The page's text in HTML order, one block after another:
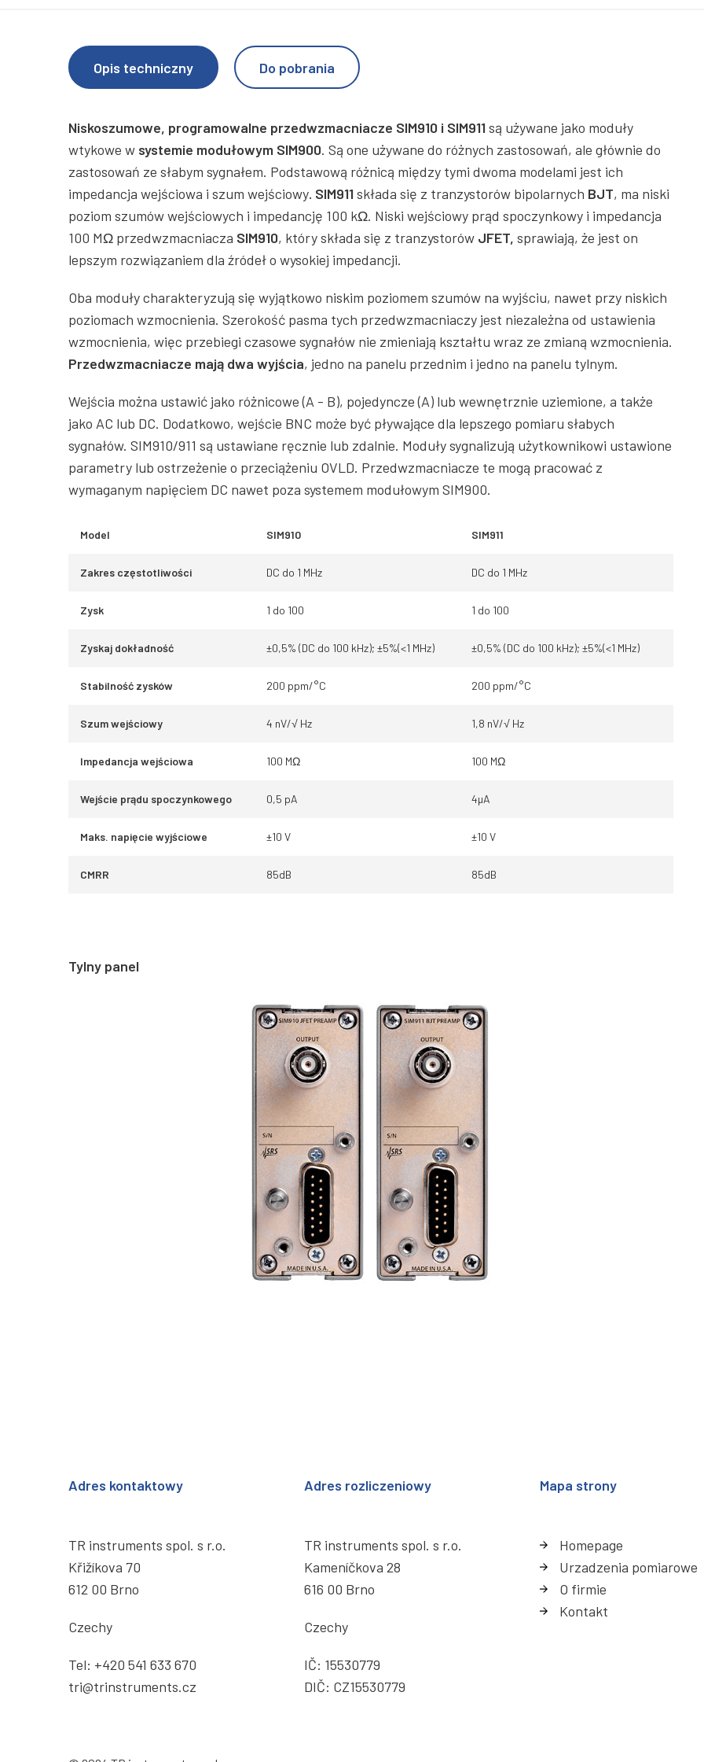
Opis techniczny Do pobrania
Niskoszumowe, programowalne przedwzmacniacze SIM910 i SIM911 są używane jako moduły
wtykowe w systemie modułowym SIM900. Są one używane do różnych zastosowań, ale głównie do
zastosowań ze słabym sygnałem. Podstawową różnicą między tymi dwoma modelami jest ich
impedancja wejściowa i szum wejściowy. SIM911 składa się z tranzystorów bipolarnych BJT, ma niski
poziom szumów wejściowych i impedancję 100 kΩ. Niski wejściowy prąd spoczynkowy i impedancja
100 MΩ przedwzmacniacza SIM910, który składa się z tranzystorów JFET, sprawiają, że jest on
lepszym rozwiązaniem dla źródeł o wysokiej impedancji.
Oba moduły charakteryzują się wyjątkowo niskim poziomem szumów na wyjściu, nawet przy niskich
poziomach wzmocnienia. Szerokość pasma tych przedwzmacniaczy jest niezależna od ustawienia
wzmocnienia, więc przebiegi czasowe sygnałów nie zmieniają kształtu wraz ze zmianą wzmocnienia.
Przedwzmacniacze mają dwa wyjścia, jedno na panelu przednim i jedno na panelu tylnym.
Wejścia można ustawić jako różnicowe (A - B), pojedyncze (A) lub wewnętrznie uziemione, a także
jako AC lub DC. Dodatkowo, wejście BNC może być pływające dla lepszego pomiaru słabych
sygnałów. SIM910/911 są ustawiane ręcznie lub zdalnie. Moduły sygnalizują użytkownikowi ustawione
parametry lub ostrzeżenie o przeciążeniu OVLD. Przedwzmacniacze te mogą pracować z
wymaganym napięciem DC nawet poza systemem modułowym SIM900.
Model SIM910 SIM911
Zakres częstotliwości DC do 1 MHz DC do 1 MHz
Zysk 1 do 100 1 do 100
Zyskaj dokładność ±0,5% (DC do 100 kHz); ±5%(<1 MHz) ±0,5% (DC do 100 kHz); ±5%(<1 MHz)
Stabilność zysków 200 ppm/°C 200 ppm/°C
Szum wejściowy 4 nV/√ Hz 1,8 nV/√ Hz
Impedancja wejściowa 100 MΩ 100 MΩ
Wejście prądu spoczynkowego 0,5 pA 4µA
Maks. napięcie wyjściowe ±10 V ±10 V
CMRR 85dB 85dB
Tylny panel
Adres kontaktowy
TR instruments spol. s r.o.
Křižíkova 70
612 00 Brno
Czechy
Tel: +420 541 633 670
tri@trinstruments.cz
Adres rozliczeniowy
TR instruments spol. s r.o.
Kameníčkova 28
616 00 Brno
Czechy
IČ: 15530779
DIČ: CZ15530779
Mapa strony
Homepage
Urzadzenia pomiarowe
O firmie
Kontakt